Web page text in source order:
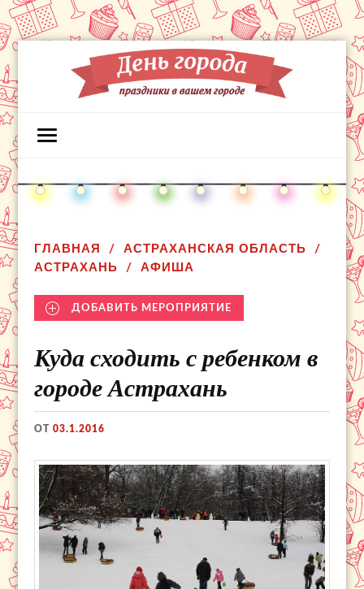
ГЛАВНАЯ
АСТРАХАНСКАЯ ОБЛАСТЬ
АСТРАХАНЬ
АФИША
ДОБАВИТЬ МЕРОПРИЯТИЕ
Куда сходить с ребенком в
городе Астрахань
ОТ03.1.2016